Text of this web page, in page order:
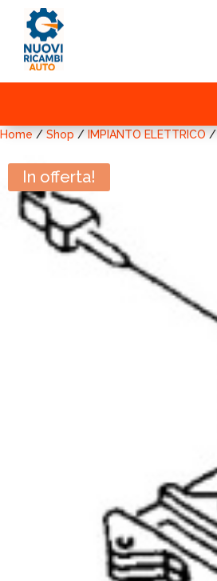
Home / Shop / IMPIANTO ELETTRICO /
In offerta!